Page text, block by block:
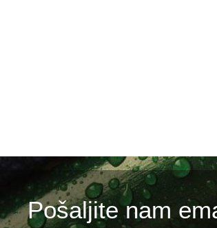
Pošaljite nam